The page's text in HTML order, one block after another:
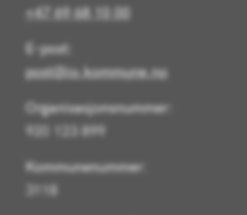
+47 69 68 10 00
E-post:
post@io.kommune.no
Organisasjonsnummer:
920 123 899
Kommunenummer:
3118